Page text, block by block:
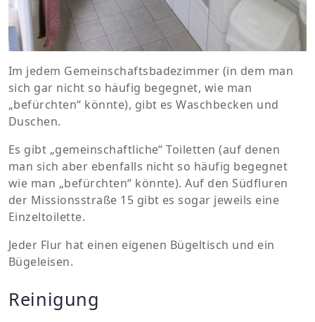
Im jedem Gemeinschaftsbadezimmer (in dem man
sich gar nicht so häufig begegnet, wie man
„befürchten“ könnte), gibt es Waschbecken und
Duschen.
Es gibt „gemeinschaftliche“ Toiletten (auf denen
man sich aber ebenfalls nicht so häufig begegnet
wie man „befürchten“ könnte). Auf den Südfluren
der Missionsstraße 15 gibt es sogar jeweils eine
Einzeltoilette.
Jeder Flur hat einen eigenen Bügeltisch und ein
Bügeleisen.
Reinigung